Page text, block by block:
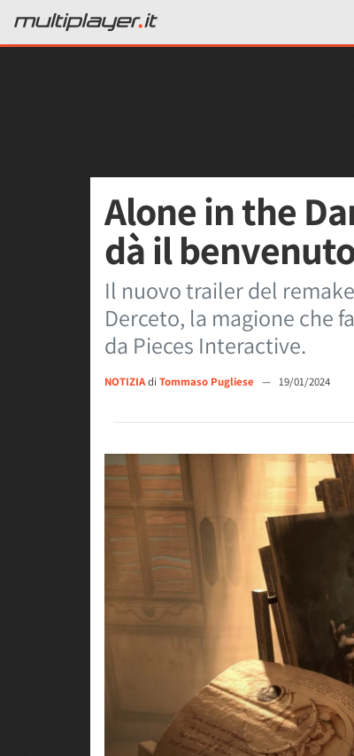
Alone in the
dà il
Il nuovo trailer del
Derceto, la magione che
da Pieces Interactive.
NOTIZIAdi Tommaso Pugliese — 19/01/2024